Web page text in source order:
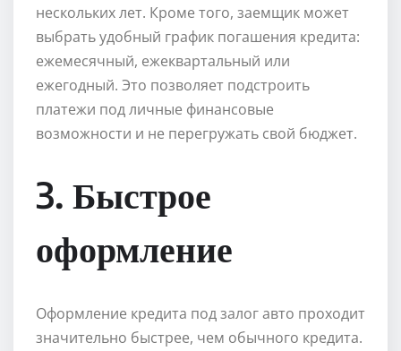
нескольких лет. Кроме того, заемщик может
выбрать удобный график погашения кредита:
ежемесячный, ежеквартальный или
ежегодный. Это позволяет подстроить
платежи под личные финансовые
возможности и не перегружать свой бюджет.
3. Быстрое
оформление
Оформление кредита под залог авто проходит
значительно быстрее, чем обычного кредита.